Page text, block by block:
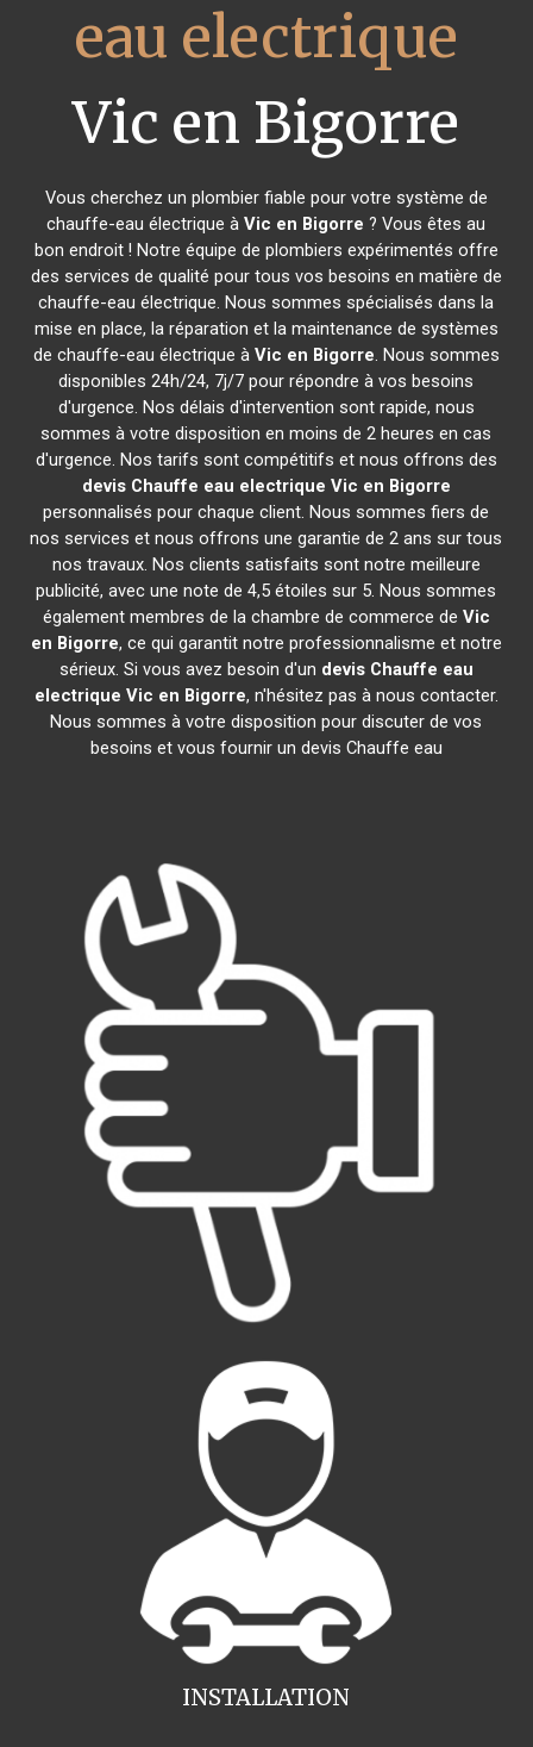
eau electrique
Vic en Bigorre
Vous cherchez un plombier fiable pour votre système de
chauffe-eau électrique àVic en Bigorre ? Vous êtes au
bon endroit ! Notre équipe de plombiers expérimentés offre
des services de qualité pour tous vos besoins en matière de
chauffe-eau électrique. Nous sommes spécialisés dans la
mise en place, la réparation et la maintenance de systèmes
de chauffe-eau électrique à Vic en Bigorre. Nous sommes
disponibles 24h/24, 7j/7 pour répondre à vos besoins
d'urgence. Nos délais d'intervention sont rapide, nous
sommes à votre disposition en moins de 2 heures en cas
d'urgence. Nos tarifs sont compétitifs et nous offrons des
devis Chauffe eau electrique Vic en Bigorre
personnalisés pour chaque client. Nous sommes fiers de
nos services et nous offrons une garantie de 2 ans sur tous
nos travaux. Nos clients satisfaits sont notre meilleure
publicité, avec une note de 4,5 étoiles sur 5. Nous sommes
également membres de la chambre de commerce de Vic
en Bigorre, ce qui garantit notre professionnalisme et notre
sérieux. Si vous avez besoin d'un devis Chauffe eau
electrique Vic en Bigorre, n'hésitez pas à nous contacter.
Nous sommes à votre disposition pour discuter de vos
besoins et vous fournir un devis Chauffe eau
INSTALLATION